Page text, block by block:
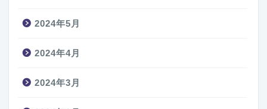
2024年5月
2024年4月
2024年3月